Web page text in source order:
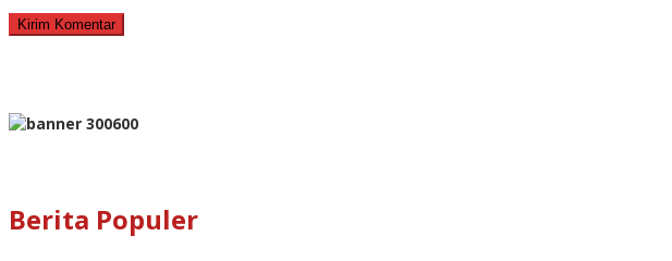
Berita Populer